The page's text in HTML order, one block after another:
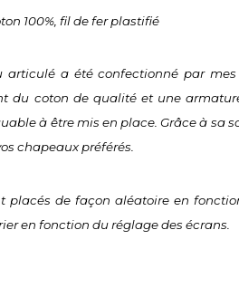
100%, fil de fer plastifié
articulé a été confectionné par
du coton de qualité et une
à être mis en place. Grâce à sa
chapeaux préférés.
placés de façon aléatoire en
en fonction du réglage des écrans.